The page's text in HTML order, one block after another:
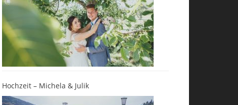
Hochzeit – Michela & Julik